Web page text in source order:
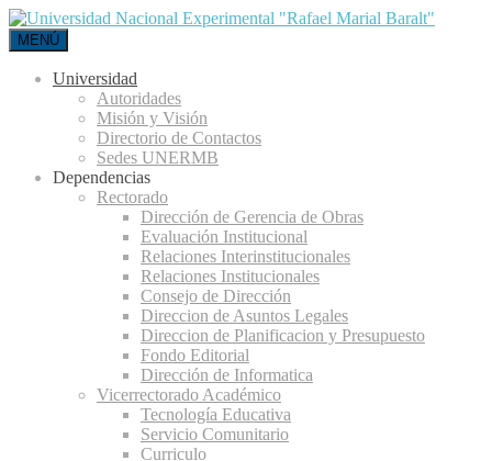
MENÚ
Universidad
Autoridades
Misión y Visión
Directorio de Contactos
Sedes UNERMB
Dependencias
Rectorado
Dirección de Gerencia de Obras
Evaluación Institucional
Relaciones Interinstitucionales
Relaciones Institucionales
Consejo de Dirección
Direccion de Asuntos Legales
Direccion de Planificacion y Presupuesto
Fondo Editorial
Dirección de Informatica
Vicerrectorado Académico
Tecnología Educativa
Servicio Comunitario
Curriculo